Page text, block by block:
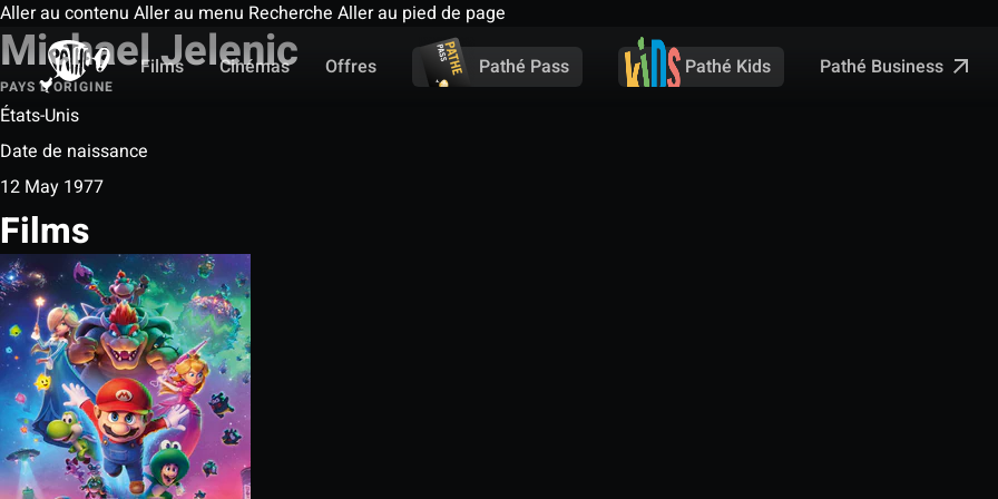
Aller au contenu Aller au menu Recherche Aller au pied de page
Films
Cinémas Offres Pathé Pass Pathé Kids Pathé Business
Michael Jelenic
PAYS D'ORIGINE
États-Unis
Date de naissance
12 May 1977
Films